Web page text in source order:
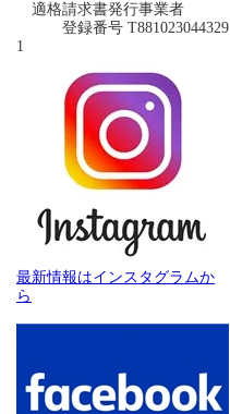
適格請求書発行事業者
登録番号 T881023044329
1
最新情報はインスタグラムか
ら